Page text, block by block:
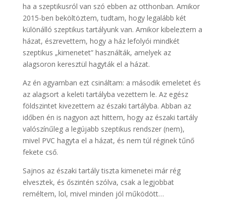
ha a szeptikusról van szó ebben az otthonban. Amikor
2015-ben beköltöztem, tudtam, hogy legalább két
különálló szeptikus tartályunk van. Amikor kibeleztem a
házat, észrevettem, hogy a ház lefolyói mindkét
szeptikus „kimenetet” használták, amelyek az
alagsoron keresztül hagyták el a házat.
Az én agyamban ezt csináltam: a második emeletet és
az alagsort a keleti tartályba vezettem le. Az egész
földszintet kivezettem az északi tartályba. Abban az
időben én is nagyon azt hittem, hogy az északi tartály
valószínűleg a legújabb szeptikus rendszer (nem),
mivel PVC hagyta el a házat, és nem túl réginek tűnő
fekete cső.
Sajnos az északi tartály tiszta kimenetei már rég
elvesztek, és őszintén szólva, csak a legjobbat
reméltem, lol, mivel minden jól működött…